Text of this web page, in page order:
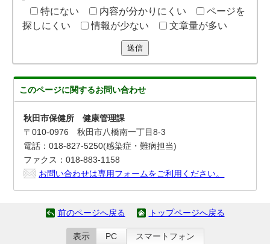
特にない
内容が分かりにくい
ページを
探しにくい
情報が少ない 文章量が多い
送信
このページに関するお問い合わせ
秋田市保健所 健康管理課
〒010-0976 秋田市八橋南一丁目8-3
電話：018-827-5250(感染症・難病担当)
ファクス：018-883-1158
お問い合わせは専用フォームをご利用ください。
前のページへ戻る トップページへ戻る
表示 PC スマートフォン